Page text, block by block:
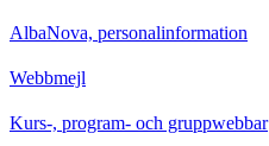
AlbaNova, personalinformation
Webbmejl
Kurs-, program- och gruppwebbar